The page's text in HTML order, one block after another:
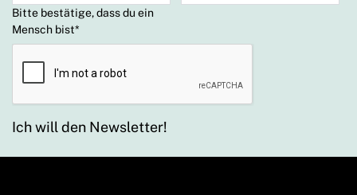
Bitte bestätige, dass du ein
Mensch bist*
Ich will den Newsletter!